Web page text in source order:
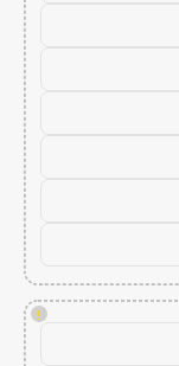
!